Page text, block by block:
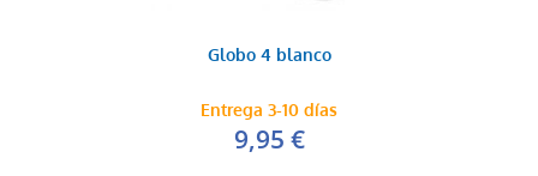
Globo 4 blanco
Entrega 3-10 días
9,95 €